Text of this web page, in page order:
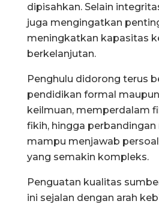
dipisahkan. Selain
juga mengingatkan
meningkatkan kapasitas
berkelanjutan.
Penghulu didorong terus
pendidikan formal
keilmuan, memperdalam
fikih, hingga
mampu menjawab
yang semakin kompleks.
Penguatan kualitas
ini sejalan dengan arah